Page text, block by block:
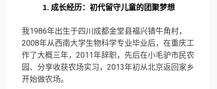
1. 成长经历：初代留守儿童的团聚梦想
我1986年出生于四川成都金堂县福兴镇牛角村，
2008年从西南大学生物科学专业毕业后，在重庆工
作了大概三年，2011年辞职，先后在小毛驴市民农
园、分享收获农场实习，2013年初从北京返回家乡
开始做农场。